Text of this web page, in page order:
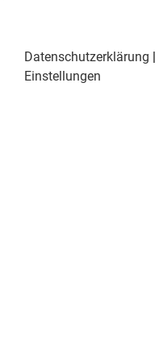
Datenschutzerklärung |
Einstellungen